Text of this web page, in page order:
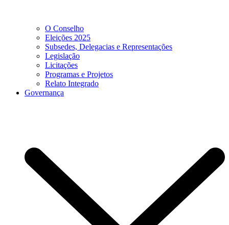
O Conselho
Eleições 2025
Subsedes, Delegacias e Representações
Legislação
Licitações
Programas e Projetos
Relato Integrado
Governança